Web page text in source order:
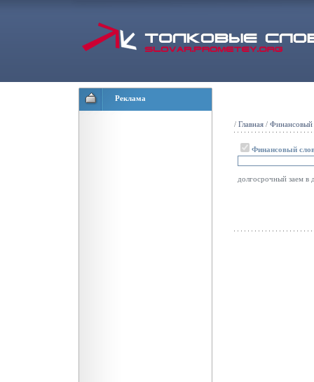
Реклама
/ Главная / Финансовый
Финансовый
долгосрочный заем